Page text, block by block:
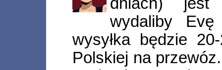
wydaliby
wysyłka będzie
Polskiej na